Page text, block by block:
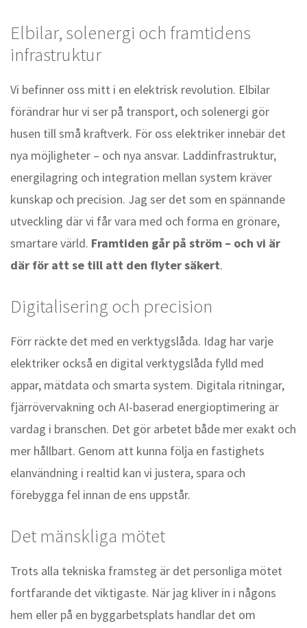
Elbilar, solenergi och framtidens
infrastruktur
Vi befinner oss mitt i en elektrisk revolution. Elbilar
förändrar hur vi ser på transport, och solenergi gör
husen till små kraftverk. För oss elektriker innebär det
nya möjligheter – och nya ansvar. Laddinfrastruktur,
energilagring och integration mellan system kräver
kunskap och precision. Jag ser det som en spännande
utveckling där vi får vara med och forma en grönare,
smartare värld. Framtiden går på ström – och vi är
där för att se till att den flyter säkert.
Digitalisering och precision
Förr räckte det med en verktygslåda. Idag har varje
elektriker också en digital verktygslåda fylld med
appar, mätdata och smarta system. Digitala ritningar,
fjärrövervakning och AI-baserad energioptimering är
vardag i branschen. Det gör arbetet både mer exakt och
mer hållbart. Genom att kunna följa en fastighets
elanvändning i realtid kan vi justera, spara och
förebygga fel innan de ens uppstår.
Det mänskliga mötet
Trots alla tekniska framsteg är det personliga mötet
fortfarande det viktigaste. När jag kliver in i någons
hem eller på en byggarbetsplats handlar det om